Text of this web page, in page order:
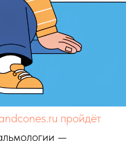
пройдёт
—